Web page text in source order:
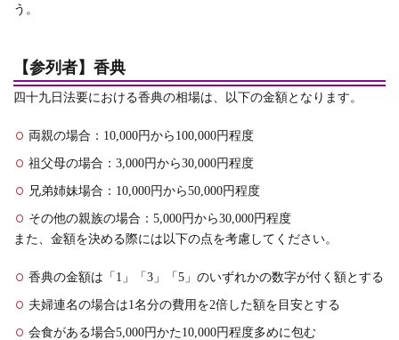
う。
【参列者】香典
四十九日法要における香典の相場は、以下の金額となります。
両親の場合：10,000円から100,000円程度
祖父母の場合：3,000円から30,000円程度
兄弟姉妹場合：10,000円から50,000円程度
その他の親族の場合：5,000円から30,000円程度
また、金額を決める際には以下の点を考慮してください。
香典の金額は「1」「3」「5」のいずれかの数字が付く額とする
夫婦連名の場合は1名分の費用を2倍した額を目安とする
会食がある場合5,000円かた10,000円程度多めに包む